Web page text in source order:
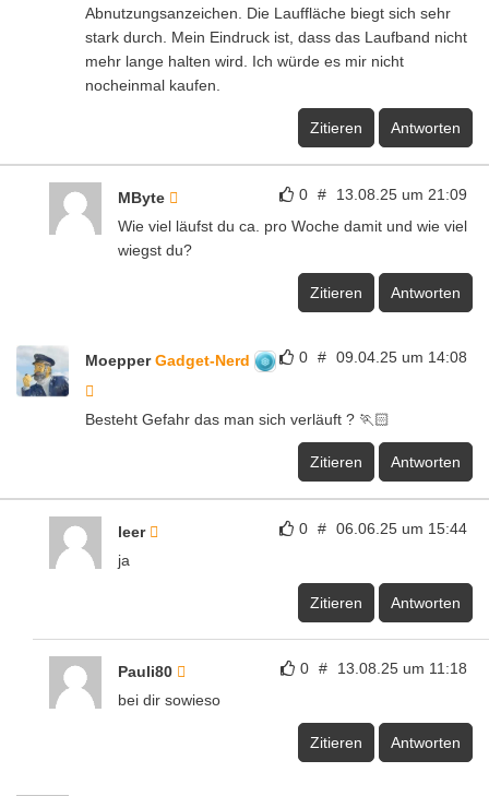
Abnutzungsanzeichen. Die Lauffläche biegt sich sehr
stark durch. Mein Eindruck ist, dass das Laufband nicht
mehr lange halten wird. Ich würde es mir nicht
nocheinmal kaufen.
Zitieren Antworten
0 # 13.08.25 um 21:09
MByte
Wie viel läufst du ca. pro Woche damit und wie viel
wiegst du?
Zitieren Antworten
0 # 09.04.25 um 14:08
MoepperGadget-Nerd
Besteht Gefahr das man sich verläuft ? 🏃🏻
Zitieren Antworten
0 # 06.06.25 um 15:44
leer
ja
Zitieren Antworten
0 # 13.08.25 um 11:18
Pauli80
bei dir sowieso
Zitieren Antworten